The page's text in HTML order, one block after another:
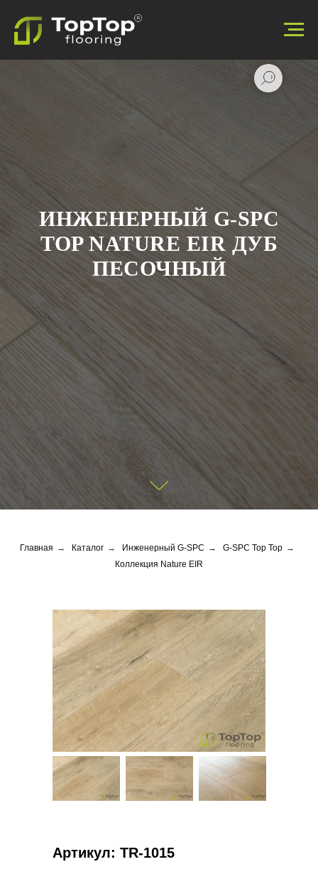
ИНЖЕНЕРНЫЙ G-SPC
TOP NATURE EIR ДУБ
ПЕСОЧНЫЙ
Главная → Каталог → Инженерный G-SPC → G-SPC Top Top →
Коллекция Nature EIR
Артикул: ТR-1015